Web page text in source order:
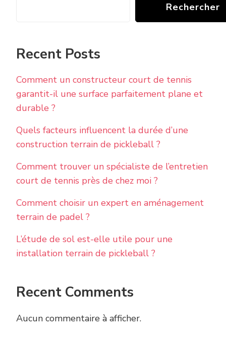
Rechercher
Recent Posts
Comment un constructeur court de tennis
garantit-il une surface parfaitement plane et
durable ?
Quels facteurs influencent la durée d’une
construction terrain de pickleball ?
Comment trouver un spécialiste de l’entretien
court de tennis près de chez moi ?
Comment choisir un expert en aménagement
terrain de padel ?
L’étude de sol est-elle utile pour une
installation terrain de pickleball ?
Recent Comments
Aucun commentaire à afficher.